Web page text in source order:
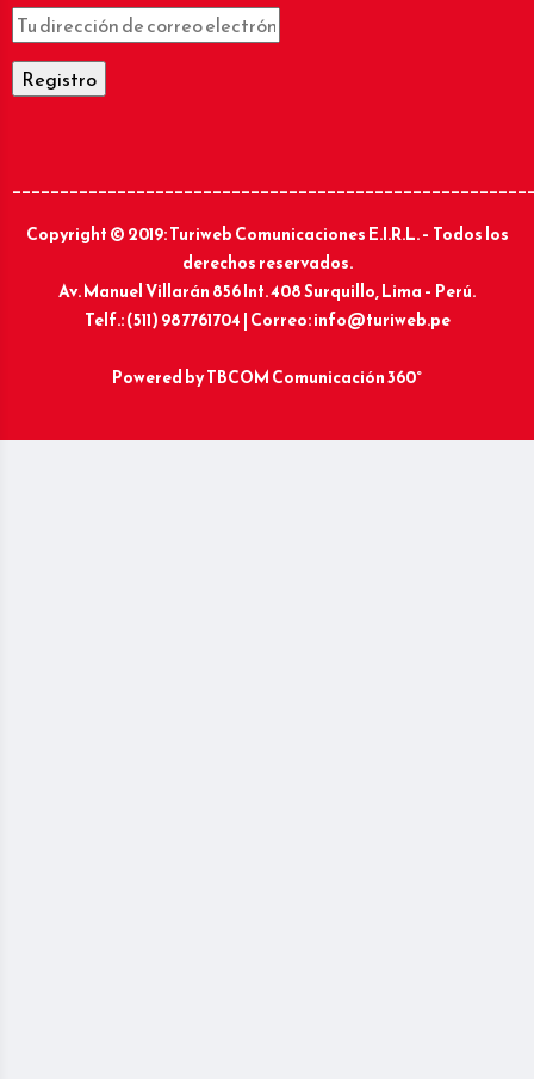
Copyright © 2019: Turiweb Comunicaciones E.I.R.L. – Todos los
derechos reservados.
Av. Manuel Villarán 856 Int. 408 Surquillo, Lima – Perú.
Telf.: (511) 987761704 | Correo: info@turiweb.pe
Powered byTBCOM Comunicación 360°